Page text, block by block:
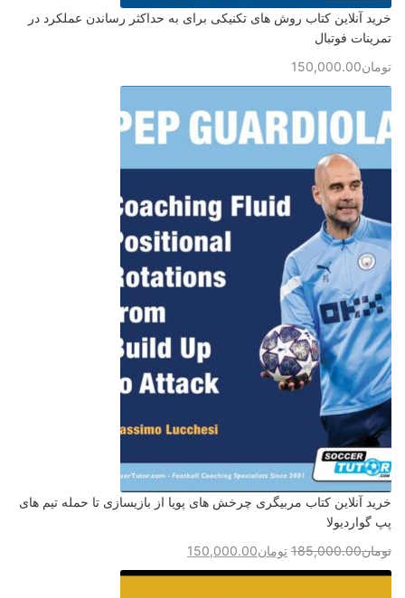
خرید آنلاین کتاب روش های تکنیکی برای به حداکثر رساندن عملکرد در
تمرینات فوتبال
تومان150,000.00
خرید آنلاین کتاب مربیگری چرخش های پویا از بازیسازی تا حمله تیم های
پپ گواردیولا
تومان185,000.00 تومان150,000.00